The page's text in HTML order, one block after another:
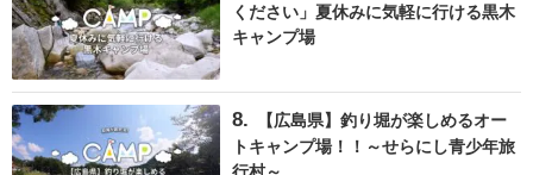
ください」夏休みに気軽に行ける黒木
キャンプ場
【広島県】釣り堀が楽しめるオー
トキャンプ場！！～せらにし青少年旅
行村～